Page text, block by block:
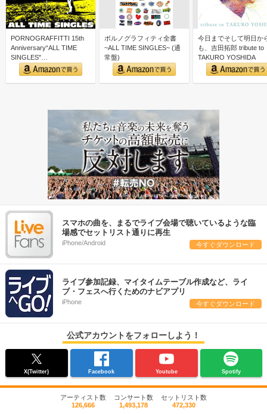
PORNOGRAFFITTI 15th
Anniversary“ALL TIME
SINGLES"…
ポルノグラフィティ全書
~ALL TIME SINGLES~ (通
常盤)
今日までそして明日か
も、吉田拓郎 tribute to
TAKURO YOSHIDA
スマホの曲を、まるでライブ会場で聴いているような臨
場感でセットリスト通りに再生
iPhone/Android 今すぐダウンロード
ライブ参加記録、マイタイムテーブル作成など、ライ
ブ・フェスへ行くためのナビアプリ
iPhone 今すぐダウンロード
公式アカウントをフォローしよう！
X(Twitter) Facebook Youtube Spotify
アーティスト数
126,666
コンサート数
1,493,178
セットリスト数
472,330